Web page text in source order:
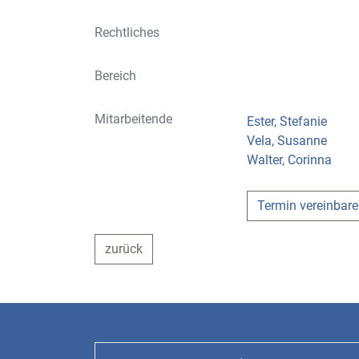
Rechtliches
Bereich
Mitarbeitende
Ester, Stefanie
Vela, Susanne
Walter, Corinna
Termin
zurück